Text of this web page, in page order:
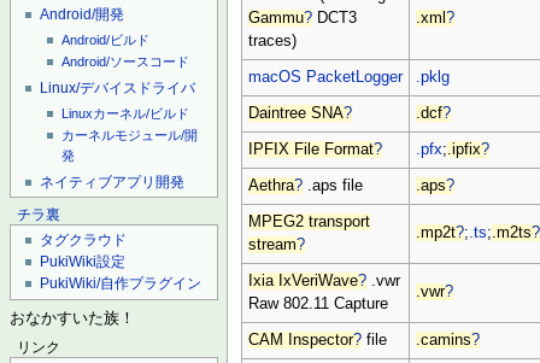
Android/開発
Android/ビルド
Android/ソースコード
Linux/デバイスドライバ
Linuxカーネル/ビルド
カーネルモジュール/開
発
ネイティブアプリ開発
チラ裏
タグクラウド
PukiWiki設定
PukiWiki/自作プラグイン
おなかすいた族！
リンク
Gammu? DCT3
traces)
.xml?
macOS PacketLogger .pklg
Daintree SNA? .dcf?
IPFIX File Format? .pfx;.ipfix?
Aethra? .aps file .aps?
MPEG2 transport
stream?
.mp2t?;.ts;.m2ts?
Ixia IxVeriWave? .vwr
Raw 802.11 Capture
.vwr?
CAM Inspector? file .camins?